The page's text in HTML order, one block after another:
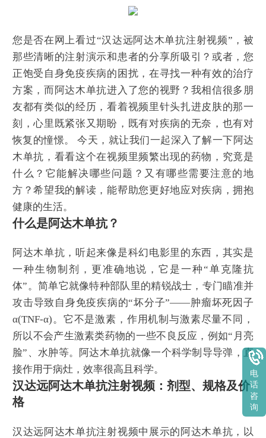
您是否在网上看过“汉达远阿达木单抗注射视频”，被
那些清晰的注射演示和患者的分享所吸引？或者，您
正饱受自身免疫疾病的困扰，在寻找一种有效的治疗
方案，而阿达木单抗进入了您的视野？我相信很多朋
友都有类似的经历，看着视频里针头扎进皮肤的那一
刻，心里既紧张又期盼，既有对疾病的无奈，也有对
恢复的憧憬。 今天，就让我们一起深入了解一下阿达
木单抗，看看这个在视频里频繁出现的药物，究竟是
什么？它能解决哪些问题？又有哪些需要注意的地
方？希望我的解读，能帮助您更好地应对疾病，拥抱
健康的生活。
什么是阿达木单抗？
阿达木单抗，听起来像是科幻电影里的东西，其实是
一种生物制剂，更准确地说，它是一种“单克隆抗
体”。简单它就像特种部队里的精锐战士，专门瞄准并
攻击导致自身免疫疾病的“坏分子”——肿瘤坏死因子
α(TNF-α)。它不是激素，作用机制与激素尽量不同，
所以不会产生激素类药物的一些不良反应，例如“月亮
脸”、水肿等。阿达木单抗就像一个科学制导导弹，直
接作用于病灶，效率很高且科学。
汉达远阿达木单抗注射视频：剂型、规格及价
格
汉达远阿达木单抗注射视频中展示的阿达木单抗，以
电
话
咨
询